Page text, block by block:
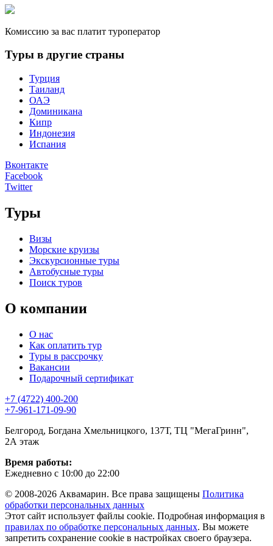
Комиссию за вас платит туроператор
Туры в другие страны
Турция
Таиланд
ОАЭ
Доминикана
Кипр
Индонезия
Испания
Вконтакте
Facebook
Twitter
Туры
Визы
Морские круизы
Экскурсионные туры
Автобусные туры
Поиск туров
О компании
О нас
Как оплатить тур
Туры в рассрочку
Вакансии
Подарочный сертификат
+7 (4722) 400-200
+7-961-171-09-90
Белгород, Богдана Хмельницкого, 137Т, ТЦ "МегаГринн",
2А этаж
Время работы:
Ежедневно с 10:00 до 22:00
© 2008-2026 Аквамарин. Все права защищены Политика
обработки персональных данных
Этот сайт использует файлы cookie. Подробная информация в
правилах по обработке персональных данных. Вы можете
запретить сохранение cookie в настройках своего браузера.